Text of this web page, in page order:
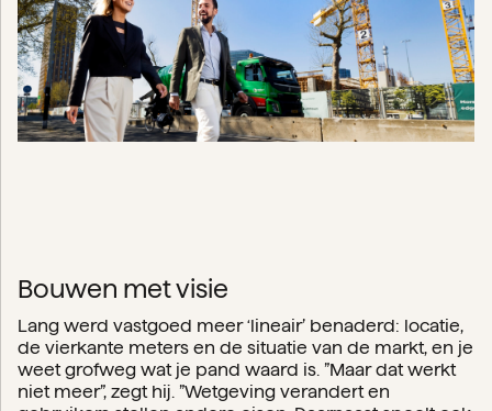
Bouwen met visie
Lang werd vastgoed meer ‘lineair’ benaderd: locatie,
de vierkante meters en de situatie van de markt, en je
weet grofweg wat je pand waard is. ”Maar dat werkt
niet meer”, zegt hij. ”Wetgeving verandert en